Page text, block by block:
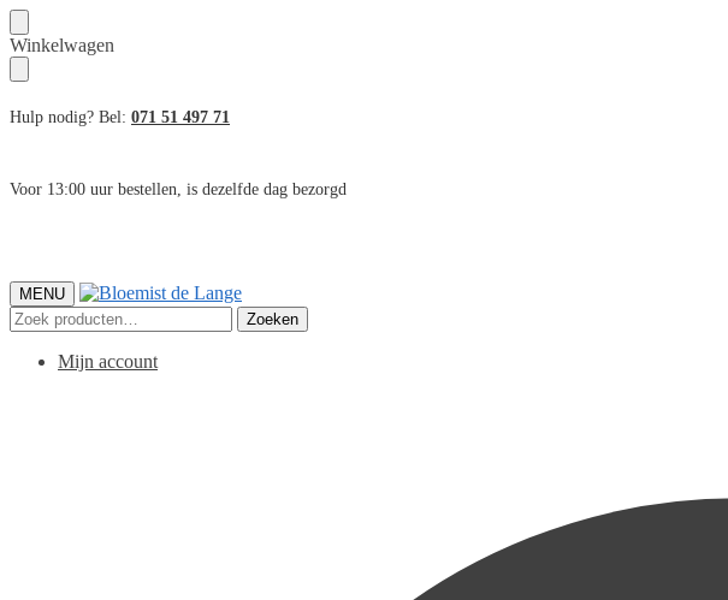
Skip
to
navigation
Skip
to
content
Winkelwagen
Hulp nodig? Bel: 071 51 497 71
Voor 13:00 uur bestellen, is dezelfde dag bezorgd
MENU
Zoeken
naar:
Zoeken
Mijn account